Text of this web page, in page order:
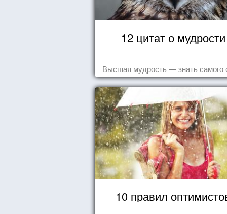
12 цитат о мудрости
Высшая мудрость — знать самого
10 правил